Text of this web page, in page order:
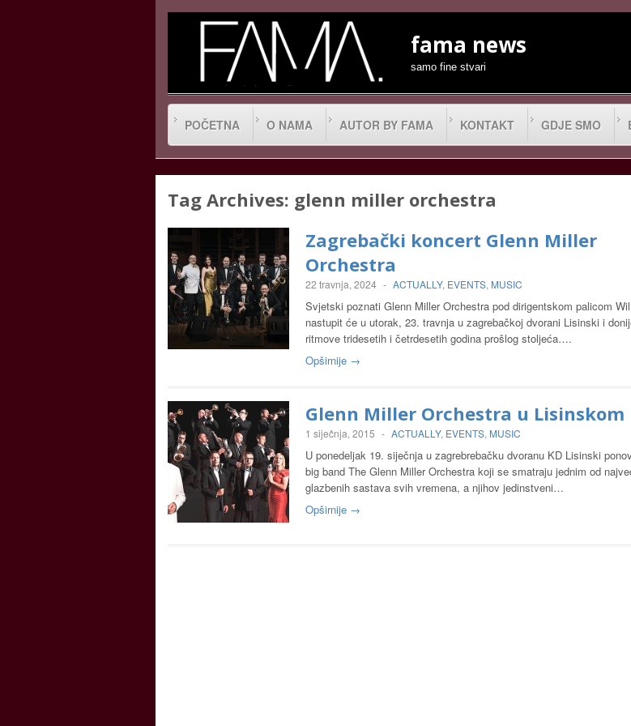
fama news
samo fine stvari
POČETNA O NAMA AUTOR BY FAMA KONTAKT GDJE SMO
Tag Archives: glenn miller orchestra
Zagrebački koncert Glenn Miller
Orchestra
22 travnja, 2024 - ACTUALLY, EVENTS, MUSIC
Svjetski poznati Glenn Miller Orchestra pod dirigentskom palicom
nastupit će u utorak, 23. travnja u zagrebačkoj dvorani Lisinski i
ritmove tridesetih i četrdesetih godina prošlog stoljeća….
Opširnije →
Glenn Miller Orchestra u Lisinskom
1 siječnja, 2015 - ACTUALLY, EVENTS, MUSIC
U ponedeljak 19. siječnja u zagrebrebačku dvoranu KD Lisinski
big band The Glenn Miller Orchestra koji se smatraju jednim od
glazbenih sastava svih vremena, a njihov jedinstveni…
Opširnije →